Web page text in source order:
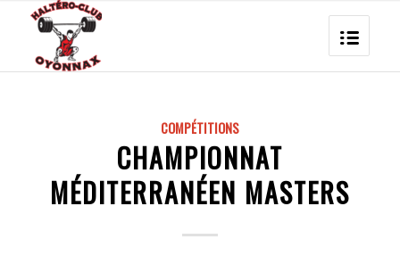
COMPÉTITIONS
CHAMPIONNAT
MÉDITERRANÉEN MASTERS